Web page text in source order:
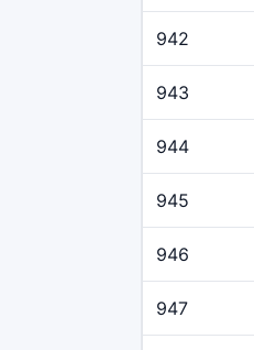
942
943
944
945
946
947